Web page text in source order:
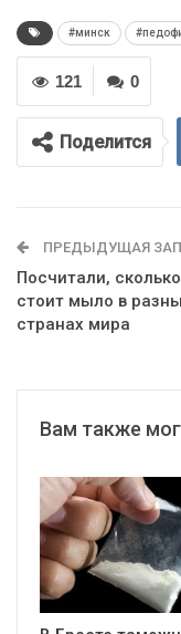
#минск
0
121
Поделится
ПРЕДЫДУЩАЯ
Посчитали, сколько
стоит мыло в
странах мира
Вам также